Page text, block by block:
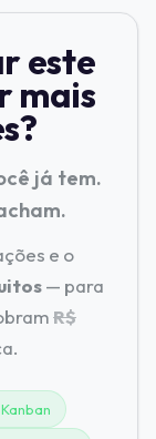
este
mais
já tem.
e o
— para
R$